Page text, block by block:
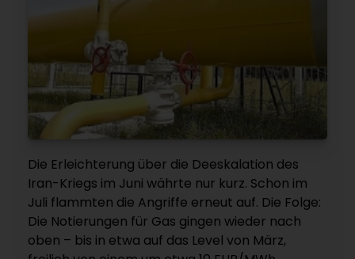
Die Erleichterung über die Deeskalation des
Iran-Kriegs im Juni währte nur kurz. Schon im
Juli flammten die Angriffe erneut auf. Die Folge:
Die Notierungen für Gas gingen wieder nach
oben – bis in etwa auf das Level von März,